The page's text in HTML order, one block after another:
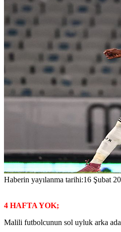
Haberin yayılanma tarihi:16 Şubat
4 HAFTA YOK;
Malili futbolcunun sol uyluk arka